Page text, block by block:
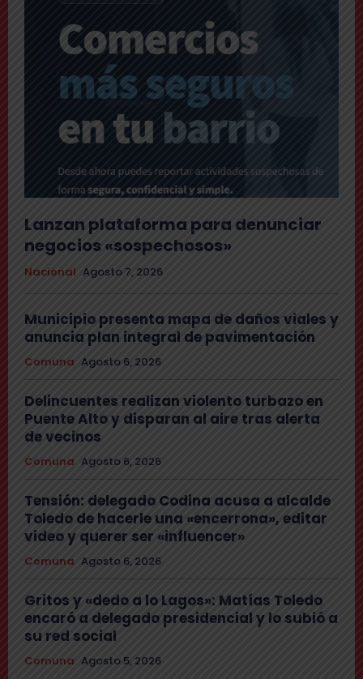
Lanzan plataforma para denunciar
negocios «sospechosos»
Nacional Agosto 7, 2026
Municipio presenta mapa de daños viales y
anuncia plan integral de pavimentación
Comuna Agosto 6, 2026
Delincuentes realizan violento turbazo en
Puente Alto y disparan al aire tras alerta
de vecinos
Comuna Agosto 6, 2026
Tensión: delegado Codina acusa a alcalde
Toledo de hacerle una «encerrona», editar
video y querer ser «influencer»
Comuna Agosto 6, 2026
Gritos y «dedo a lo Lagos»: Matías Toledo
encaró a delegado presidencial y lo subió a
su red social
Comuna Agosto 5, 2026